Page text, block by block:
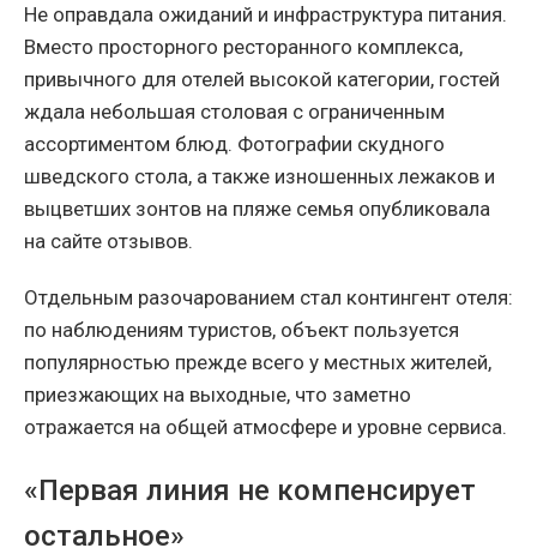
Не оправдала ожиданий и инфраструктура питания.
Вместо просторного ресторанного комплекса,
привычного для отелей высокой категории, гостей
ждала небольшая столовая с ограниченным
ассортиментом блюд. Фотографии скудного
шведского стола, а также изношенных лежаков и
выцветших зонтов на пляже семья опубликовала
на сайте отзывов.
Отдельным разочарованием стал контингент отеля:
по наблюдениям туристов, объект пользуется
популярностью прежде всего у местных жителей,
приезжающих на выходные, что заметно
отражается на общей атмосфере и уровне сервиса.
«Первая линия не компенсирует
остальное»